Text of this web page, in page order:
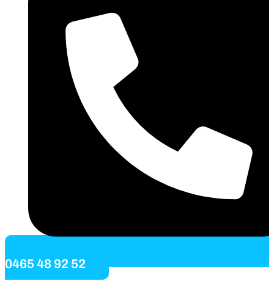
0465 48 92 52